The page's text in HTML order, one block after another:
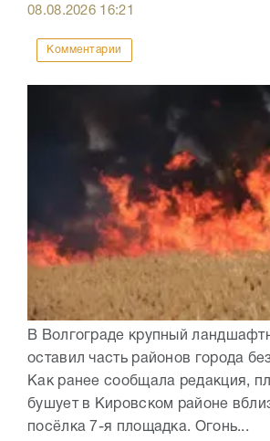
08.08.2026 16:21
Комментарии
В Волгограде крупный
оставил часть районов города
Как ранее сообщала редакция,
бушует в Кировском районе
посёлка 7-я площадка. Огонь...